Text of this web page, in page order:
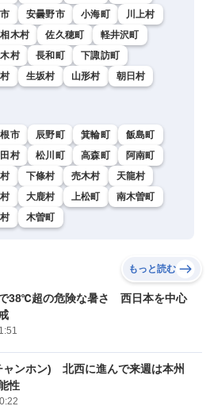
安曇野市 小海町
川上村
木村 佐久穂町
軽井沢町
村 長和町
下諏訪町
生坂村 山形村
朝日村
市 辰野町 箕輪町
飯島町
村 松川町 高森町
阿南町
下條村 売木村
天龍村
大鹿村 上松町
南木曽町
木曽町
もっと読む
38℃超の危険な暑さ 西日本を中心
ャンホン) 北西に進んで来週は本州
性